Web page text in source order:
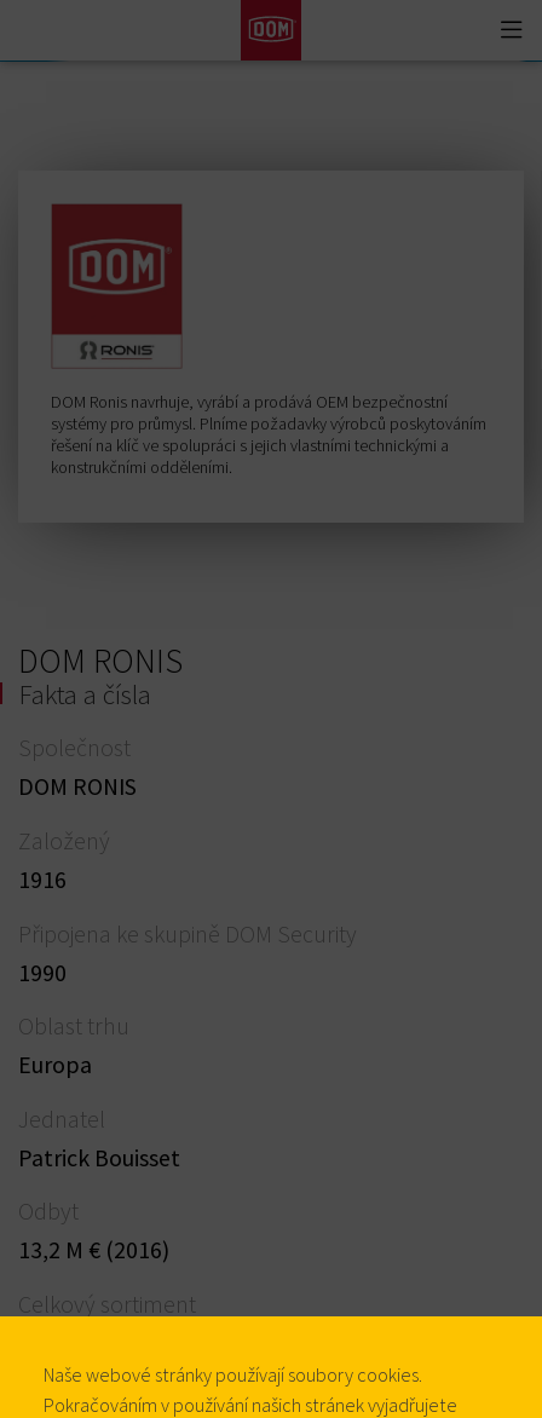
DOM Ronis navrhuje, vyrábí a prodává OEM bezpečnostní
systémy pro průmysl. Plníme požadavky výrobců poskytováním
řešení na klíč ve spolupráci s jejich vlastními technickými a
konstrukčními odděleními.
DOM RONIS
Fakta a čísla
Společnost
DOM RONIS
Založený
1916
Připojena ke skupině DOM Security
1990
Oblast trhu
Europa
Jednatel
Patrick Bouisset
Odbyt
13,2 M € (2016)
Celkový sortiment
Produkty a služby
Naše webové stránky používají soubory cookies.
Pokračováním v používání našich stránek vyjadřujete